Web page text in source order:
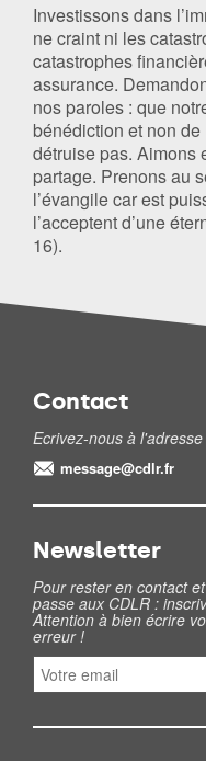
Investissons dans
ne craint ni les
catastrophes
assurance.
nos paroles : que
bénédiction et non
détruise pas. Aimons
partage. Prenons au
l’évangile car est
l’acceptent d’une
16).
Contact
Ecrivez-nous à
message@cdlr.fr
Newsletter
Pour rester en contact
passe aux CDLR :
Attention à bien écrire
erreur !